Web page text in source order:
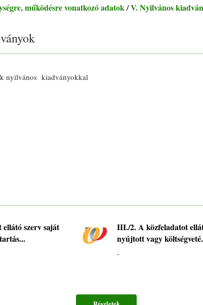
működésre vonatkozó adatok /V. Nyilvános
nyilvános kiadványokkal
szerv saját
III./2. A közfeladatot
nyújtott vagy
-